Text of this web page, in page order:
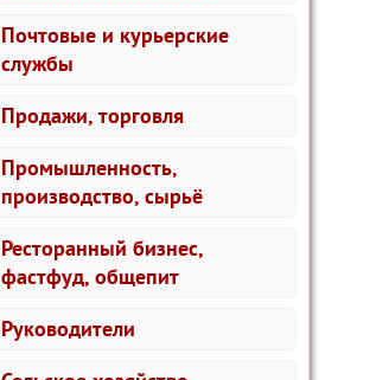
Почтовые и курьерские
службы
Продажи, торговля
Промышленность,
производство, сырьё
Ресторанный бизнес,
фастфуд, общепит
Руководители